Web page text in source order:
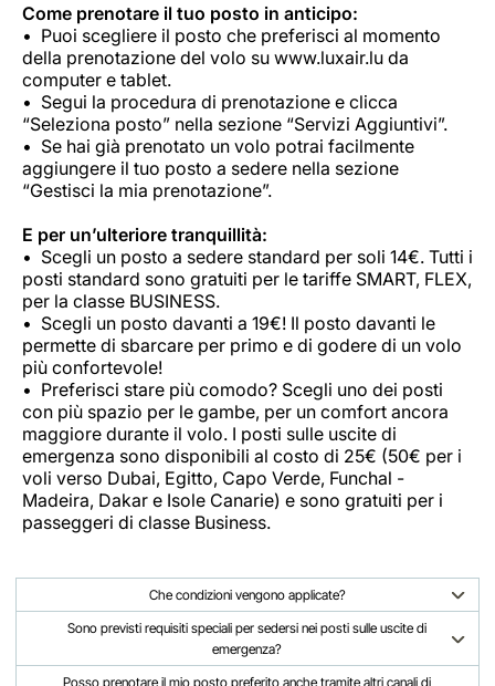
Come prenotare il tuo posto in anticipo:
Puoi scegliere il posto che preferisci al momento
della prenotazione del volo su www.luxair.lu da
computer e tablet.
Segui la procedura di prenotazione e clicca
“Seleziona posto” nella sezione “Servizi Aggiuntivi”.
Se hai già prenotato un volo potrai facilmente
aggiungere il tuo posto a sedere nella sezione
“Gestisci la mia prenotazione”.
E per un’ulteriore tranquillità:
Scegli un posto a sedere standard per soli 14€. Tutti i
posti standard sono gratuiti per le tariffe SMART, FLEX,
per la classe BUSINESS.
Scegli un posto davanti a 19€! Il posto davanti le
permette di sbarcare per primo e di godere di un volo
più confortevole!
Preferisci stare più comodo? Scegli uno dei posti
con più spazio per le gambe, per un comfort ancora
maggiore durante il volo. I posti sulle uscite di
emergenza sono disponibili al costo di 25€ (50€ per i
voli verso Dubai, Egitto, Capo Verde, Funchal -
Madeira, Dakar e Isole Canarie) e sono gratuiti per i
passeggeri di classe Business.
Che condizioni vengono applicate?
Sono previsti requisiti speciali per sedersi nei posti sulle uscite di
emergenza?
Posso prenotare il mio posto preferito anche tramite altri canali di